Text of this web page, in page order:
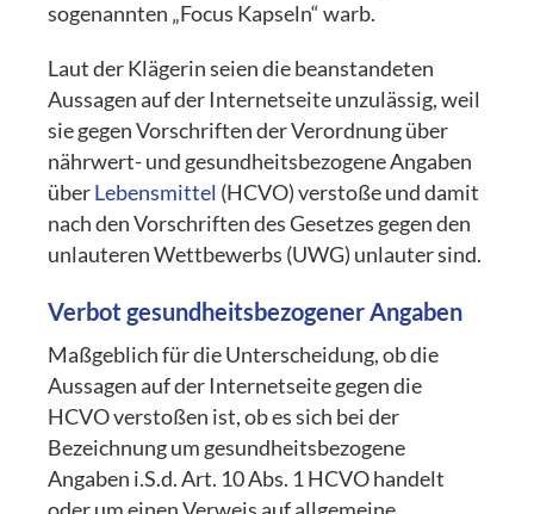
sogenannten „Focus Kapseln“ warb.
Laut der Klägerin seien die beanstandeten
Aussagen auf der Internetseite unzulässig, weil
sie gegen Vorschriften der Verordnung über
nährwert- und gesundheitsbezogene Angaben
überLebensmittel (HCVO) verstoße und damit
nach den Vorschriften des Gesetzes gegen den
unlauteren Wettbewerbs (UWG) unlauter sind.
Verbot gesundheitsbezogener Angaben
Maßgeblich für die Unterscheidung, ob die
Aussagen auf der Internetseite gegen die
HCVO verstoßen ist, ob es sich bei der
Bezeichnung um gesundheitsbezogene
Angaben i.S.d. Art. 10 Abs. 1 HCVO handelt